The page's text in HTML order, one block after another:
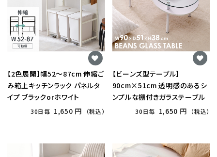
【2色展開】幅52〜87cm 伸縮ご
み箱上キッチンラック パネルタ
イプ ブラックorホワイト
30日毎 1,650 円 （税込）
【ビーンズ型テーブル】
90cm×51cm 透明感のあるシ
ンプルな棚付きガラステーブル
30日毎 1,650 円 （税込）